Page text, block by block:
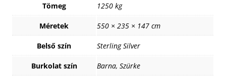
Tömeg 1250 kg
Méretek 550 × 235 × 147 cm
Belső szín Sterling Silver
Burkolat szín Barna, Szürke